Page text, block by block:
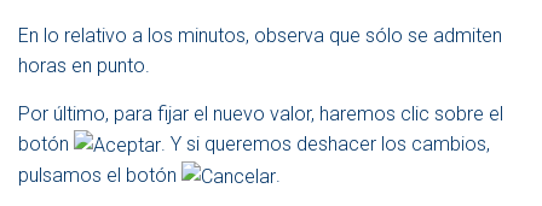
En lo relativo a los minutos, observa que sólo se admiten
horas en punto.
Por último, para fijar el nuevo valor, haremos clic sobre el
botón
. Y si queremos deshacer los cambios,
pulsamos el botón
.